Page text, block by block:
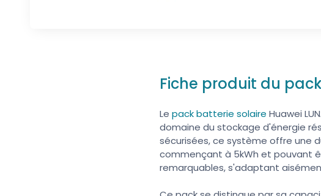
Fiche produit du
Lepack batterie solaire Huawei
domaine du stockage d'énergie
sécurisées, ce système offre une
commençant à 5kWh et pouvant
remarquables, s'adaptant